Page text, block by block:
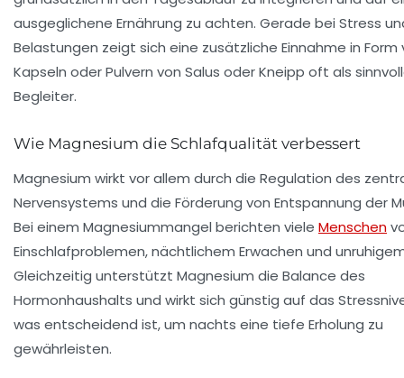
ausgeglichene Ernährung zu achten. Gerade bei Stress
Belastungen zeigt sich eine zusätzliche Einnahme in Form
Kapseln oder Pulvern von Salus oder Kneipp oft als
Begleiter.
Wie Magnesium die Schlafqualität verbessert
Magnesium wirkt vor allem durch die Regulation des
Nervensystems und die Förderung von Entspannung der
Bei einem Magnesiummangel berichten viele Menschen
Einschlafproblemen, nächtlichem Erwachen und
Gleichzeitig unterstützt Magnesium die Balance des
Hormonhaushalts und wirkt sich günstig auf das
was entscheidend ist, um nachts eine tiefe Erholung zu
gewährleisten.